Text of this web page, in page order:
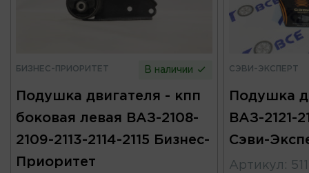
БИЗНЕС-ПРИОРИТЕТ В наличии
Подушка двигателя - кпп
боковая левая ВАЗ-2108-
2109-2113-2114-2115 Бизнес-
Приоритет
СЭВИ-ЭКСПЕРТ
Подушка
ВАЗ-2121-
Сэви-
Артикул :